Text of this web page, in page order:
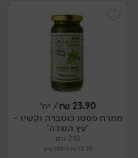
יח׳
23.90
₪/ יח׳
ממרח פסטו כוסברה וקשיו -
'עץ השדה'
230 גרם
10.39 ₪ ל-100 גרם